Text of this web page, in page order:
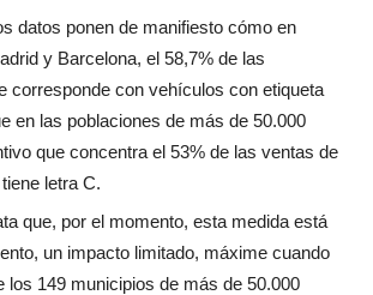
datos ponen de manifiesto cómo en
y Barcelona, el 58,7% de las
corresponde con vehículos con etiqueta
en las poblaciones de más de 50.000
que concentra el 53% de las ventas de
letra C.
que, por el momento, esta medida está
un impacto limitado, máxime cuando
los 149 municipios de más de 50.000